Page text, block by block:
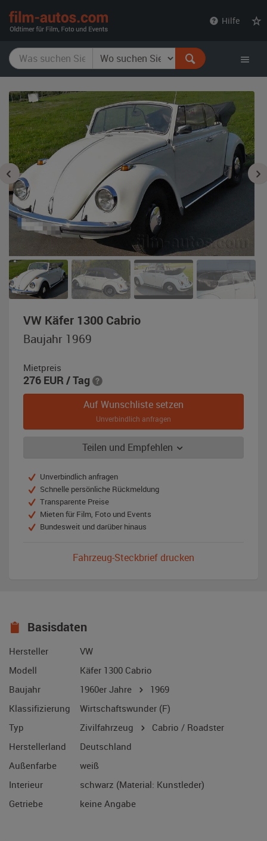
Hilfe
VW Käfer 1300 Cabrio,
Baujahr 1969
Mietpreis
276 EUR / Tag
Auf Wunschliste setzen
Unverbindlich anfragen
Teilen und Empfehlen
Unverbindlich anfragen
Schnelle persönliche Rückmeldung
Transparente Preise
Mieten für Film, Foto und Events
Bundesweit und darüber hinaus
Fahrzeug-Steckbrief drucken
Basisdaten
Hersteller
VW
Modell
Käfer 1300 Cabrio
Baujahr
1960er Jahre
1969
Klassifizierung
Wirtschaftswunder (F)
Typ
Zivilfahrzeug
Cabrio / Roadster
Herstellerland
Deutschland
Außenfarbe
weiß
Interieur
schwarz (Material: Kunstleder)
Getriebe
keine Angabe